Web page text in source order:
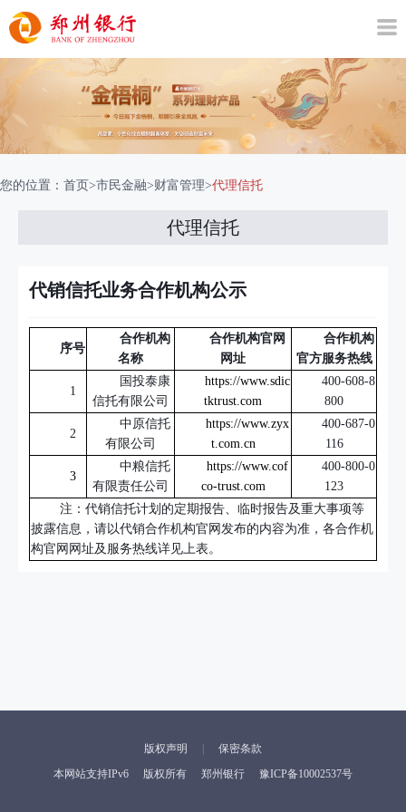
您的位置： 首页>市民金融>财富管理>代理信托
代理信托
代销信托业务合作机构公示
序号
合作机构
名称
合作机构官网
网址
合作机构
官方服务热线
1
国投泰康
信托有限公司
https://www.sdic
tktrust.com
400-608-8
800
2
中原信托
有限公司
https://www.zyx
t.com.cn
400-687-0
116
3
中粮信托
有限责任公司
https://www.cof
co-trust.com
400-800-0
123
注：代销信托计划的定期报告、临时报告及重大事项等
披露信息，请以代销合作机构官网发布的内容为准，各合作机
构官网网址及服务热线详见上表。
版权声明
保密条款
本网站支持IPv6
版权所有 郑州银行 豫ICP备10002537号